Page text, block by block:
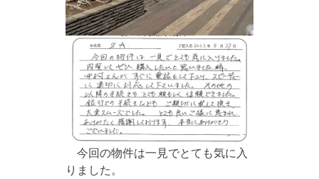
今回の物件は一見でとても気に入
りました。